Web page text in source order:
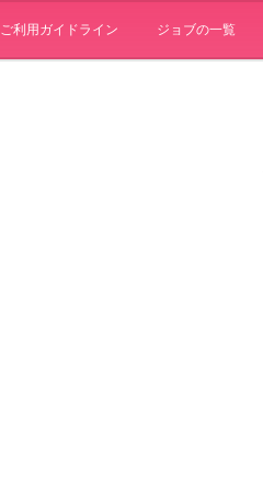
ご利用ガイドライン ジョブの一覧